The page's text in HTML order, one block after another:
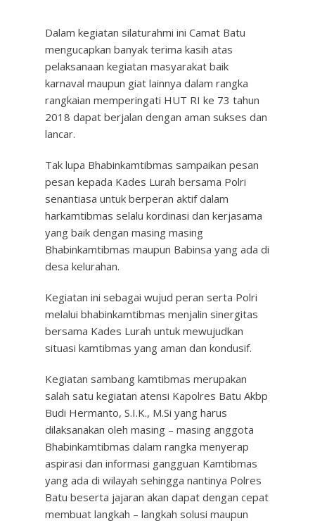
Dalam kegiatan silaturahmi ini Camat Batu
mengucapkan banyak terima kasih atas
pelaksanaan kegiatan masyarakat baik
karnaval maupun giat lainnya dalam rangka
rangkaian memperingati HUT RI ke 73 tahun
2018 dapat berjalan dengan aman sukses dan
lancar.
Tak lupa Bhabinkamtibmas sampaikan pesan
pesan kepada Kades Lurah bersama Polri
senantiasa untuk berperan aktif dalam
harkamtibmas selalu kordinasi dan kerjasama
yang baik dengan masing masing
Bhabinkamtibmas maupun Babinsa yang ada di
desa kelurahan.
Kegiatan ini sebagai wujud peran serta Polri
melalui bhabinkamtibmas menjalin sinergitas
bersama Kades Lurah untuk mewujudkan
situasi kamtibmas yang aman dan kondusif.
Kegiatan sambang kamtibmas merupakan
salah satu kegiatan atensi Kapolres Batu Akbp
Budi Hermanto, S.I.K., M.Si yang harus
dilaksanakan oleh masing – masing anggota
Bhabinkamtibmas dalam rangka menyerap
aspirasi dan informasi gangguan Kamtibmas
yang ada di wilayah sehingga nantinya Polres
Batu beserta jajaran akan dapat dengan cepat
membuat langkah – langkah solusi maupun